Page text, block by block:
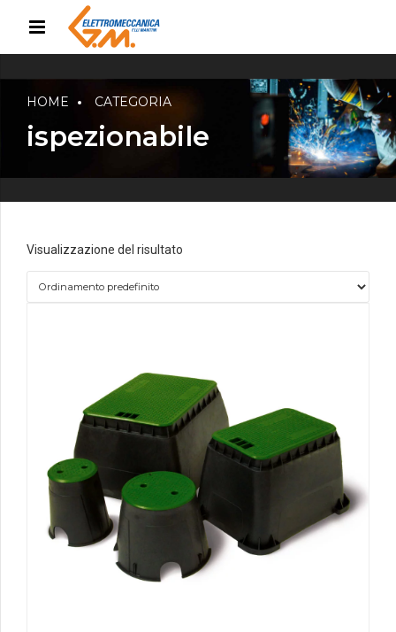
HOME CATEGORIA
ispezionabile
Visualizzazione del risultato